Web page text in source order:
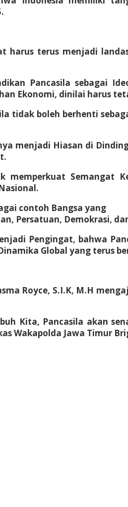
terus menjadi
Pancasila sebagai
Ekonomi, dinilai harus
tidak boleh berhenti
menjadi Hiasan di
memperkuat Semangat
contoh Bangsa yang
Persatuan, Demokrasi,
Pengingat, bahwa
Global yang terus
Royce, S.I.K, M.H
Kita, Pancasila akan
Wakapolda Jawa Timur